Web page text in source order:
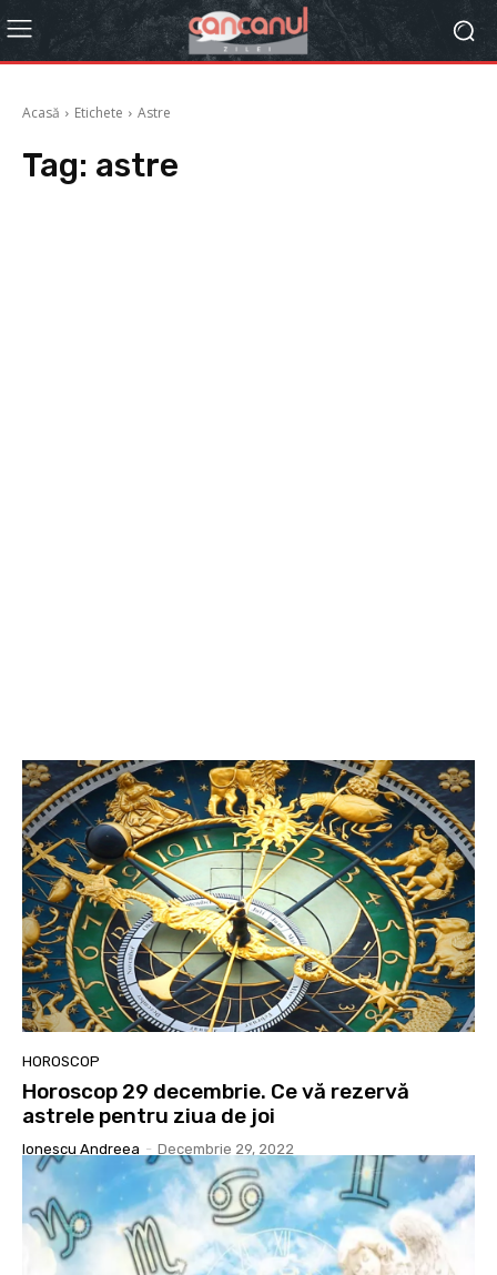
Acasă Etichete Astre
Tag: astre
HOROSCOP
Horoscop 29 decembrie. Ce vă rezervă
astrele pentru ziua de joi
Ionescu Andreea - Decembrie 29, 2022